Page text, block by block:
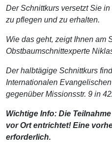
Der Schnittkurs versetzt Sie
zu pflegen und zu erhalten.
Wie das geht, zeigt Ihnen am
Obstbaumschnittexperte
Der halbtägige Schnittkurs
Internationalen
gegenüber Missionsstr. 9 in
Wichtige Info: Die
vor Ort entrichtet! Eine
erforderlich.